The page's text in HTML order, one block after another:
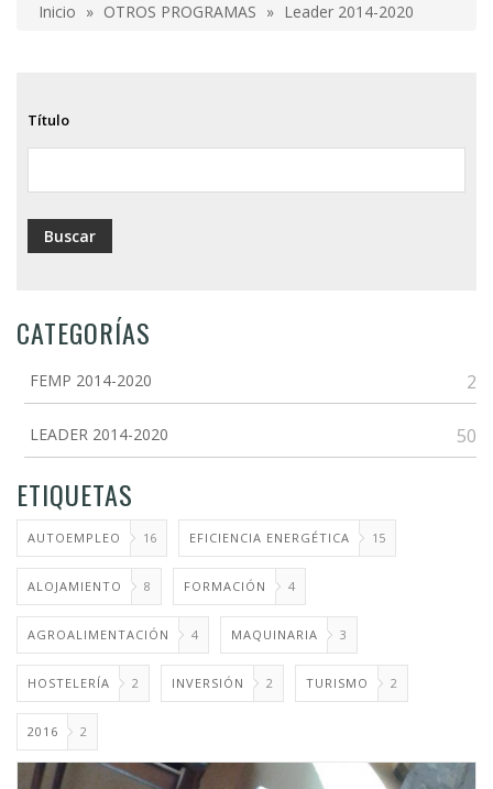
de
ayuda
a
la
Inicio OTROS PROGRAMAS Leader 2014-2020
Título
CATEGORÍAS
FEMP 2014-2020 2
LEADER 2014-2020 50
ETIQUETAS
AUTOEMPLEO 16 EFICIENCIA ENERGÉTICA 15
ALOJAMIENTO 8 FORMACIÓN 4
AGROALIMENTACIÓN 4 MAQUINARIA 3
HOSTELERÍA 2 INVERSIÓN 2 TURISMO 2
2016 2